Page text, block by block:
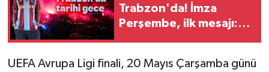
Trabzon'da! İmza
Perşembe, ilk mesajı:
UEFA Avrupa Ligi finali, 20 Mayıs Çarşamba günü